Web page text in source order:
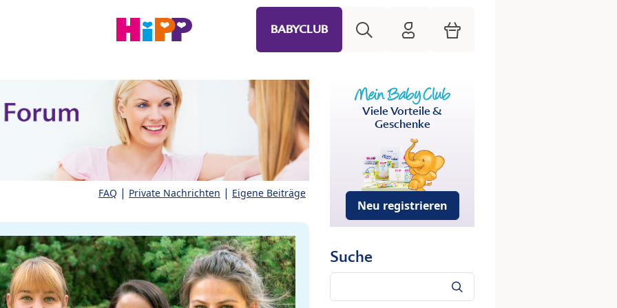
BABYCLUB HiPP Mein Babyclub
Warenkorb
FAQ | Private Nachrichten | Eigene Beiträge
Viele Vorteile &
Geschenke
Neu registrieren
Suche